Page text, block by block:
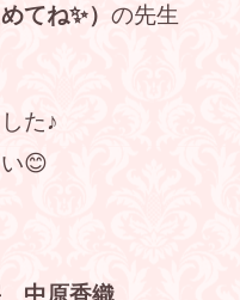
てね✨） の先生
た♪
😊